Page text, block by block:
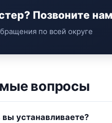
Позвоните нам
по всей округе
вопросы
устанавливаете?